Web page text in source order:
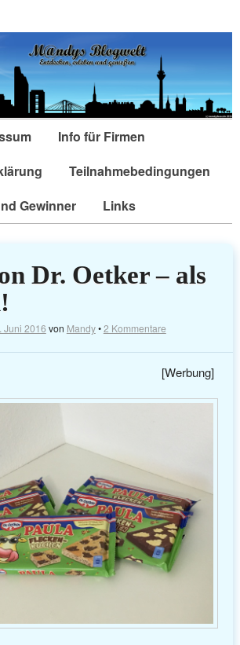
Info für Firmen
Teilnahmebedingungen
Gewinner
Links
Dr. Oetker – als
Juni 2016 von Mandy•2 Kommentare
[Werbung]